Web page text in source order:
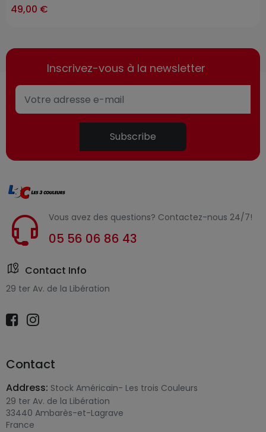
49,00 €
Inscrivez-vous à la newsletter
Subscribe
Vous avez des questions? Contactez-nous 24/7!
05 56 06 86 43
Contact Info
29 ter Av. de la Libération
Contact
Address: Stock Américain- Les trois Couleurs
29 ter Av. de la Libération
33440 Ambarès-et-Lagrave
France